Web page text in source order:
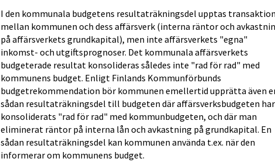
I den kommunala budgetens resultaträkningsdel upptas
mellan kommunen och dess affärsverk (interna räntor och
på affärsverkets grundkapital), men inte affärsverkets "egna"
inkomst- och utgiftsprognoser. Det kommunala affärsverkets
budgeterade resultat konsolideras således inte "rad för rad" med
kommunens budget. Enligt Finlands Kommunförbunds
budgetrekommendation bör kommunen emellertid upprätta även
sådan resultaträkningsdel till budgeten där affärsverksbudgeten har
konsoliderats "rad för rad" med kommunbudgeten, och där man
eliminerat räntor på interna lån och avkastning på grundkapital. En
sådan resultaträkningsdel kan kommunen använda t.ex. när den
informerar om kommunens budget.